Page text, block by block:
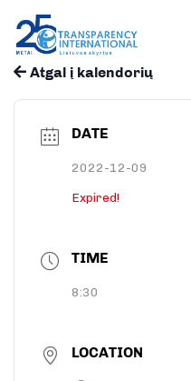
Atgal į kalendorių
DATE
2022-12-09
Expired!
TIME
8:30
LOCATION